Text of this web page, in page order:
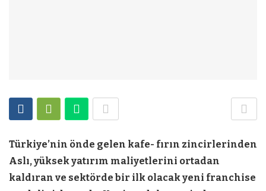
Türkiye’nin önde gelen kafe- fırın zincirlerinden
Aslı, yüksek yatırım maliyetlerini ortadan
kaldıran ve sektörde bir ilk olacak yeni franchise